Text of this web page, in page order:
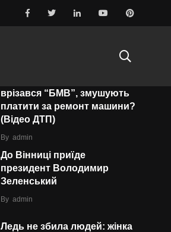
врізався “БMВ”, змушують
платити за ремонт машини?
(Відео ДТП)
By admin
До Вінниці приїде
президент Володимир
Зеленський
By admin
Ледь не збила людей: жінка